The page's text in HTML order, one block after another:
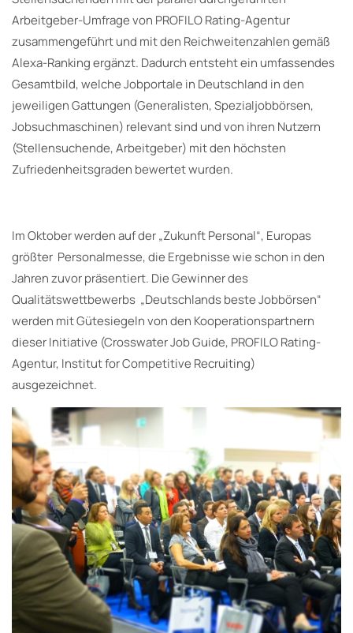
Arbeitgeber-Umfrage von PROFILO Rating-Agentur
zusammengeführt und mit den Reichweitenzahlen gemäß
Alexa-Ranking ergänzt. Dadurch entsteht ein umfassendes
Gesamtbild, welche Jobportale in Deutschland in den
jeweiligen Gattungen (Generalisten, Spezialjobbörsen,
Jobsuchmaschinen) relevant sind und von ihren Nutzern
(Stellensuchende, Arbeitgeber) mit den höchsten
Zufriedenheitsgraden bewertet wurden.
Im Oktober werden auf der „Zukunft Personal“, Europas
größter Personalmesse, die Ergebnisse wie schon in den
Jahren zuvor präsentiert. Die Gewinner des
Qualitätswettbewerbs „Deutschlands beste Jobbörsen“
werden mit Gütesiegeln von den Kooperationspartnern
dieser Initiative (Crosswater Job Guide, PROFILO Rating-
Agentur, Institut for Competitive Recruiting)
ausgezeichnet.